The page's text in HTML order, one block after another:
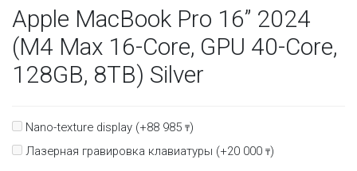
Apple MacBook Pro 16” 2024
(M4 Max 16-Core, GPU 40-Core,
128GB, 8TB) Silver
Nano-texture display (+88 985 ₸)
Лазерная гравировка клавиатуры (+20 000 ₸)